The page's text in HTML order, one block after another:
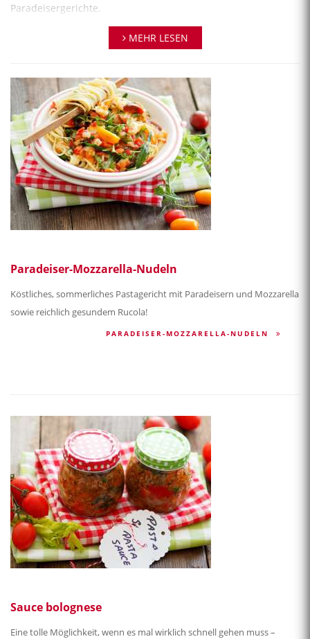
Paradeisergerichte.
Wir haben viele Rezepte, Informationen, Tipps und Tricks und
Videos sowie die Kochschulen für Sie zusammengestellt:
MEHR LESEN
Paradeiser-Mozzarella-Nudeln
Köstliches, sommerliches Pastagericht mit Paradeisern und Mozzarella
sowie reichlich gesundem Rucola!
PARADEISER-MOZZARELLA-NUDELN
Sauce bolognese
Eine tolle Möglichkeit, wenn es mal wirklich schnell gehen muss –